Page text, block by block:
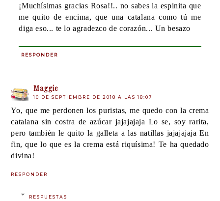
¡Muchísimas gracias Rosa!!.. no sabes la espinita que
me quito de encima, que una catalana como tú me
diga eso... te lo agradezco de corazón... Un besazo
RESPONDER
Maggie
10 DE SEPTIEMBRE DE 2018 A LAS 18:07
Yo, que me perdonen los puristas, me quedo con la crema
catalana sin costra de azúcar jajajajaja Lo se, soy rarita,
pero también le quito la galleta a las natillas jajajajaja En
fin, que lo que es la crema está riquísima! Te ha quedado
divina!
RESPONDER
RESPUESTAS